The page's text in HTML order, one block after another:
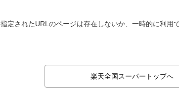
指定されたURLのページは存在しないか、一時的に利用
楽天全国スーパートップへ